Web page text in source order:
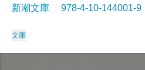
新潮文庫 978-4-10-
文庫